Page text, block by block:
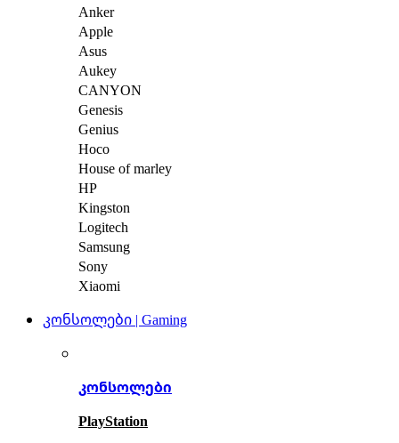
Anker
Apple
Asus
Aukey
CANYON
Genesis
Genius
Hoco
House of marley
HP
Kingston
Logitech
Samsung
Sony
Xiaomi
კონსოლები | Gaming
კონსოლები
PlayStation